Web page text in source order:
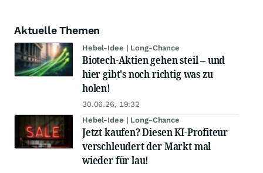
Aktuelle Themen
Hebel-Idee | Long-Chance
Biotech-Aktien gehen steil – und
hier gibt's noch richtig was zu
holen!
30.06.26, 19:32
Hebel-Idee | Long-Chance
Jetzt kaufen? Diesen KI-Profiteur
verschleudert der Markt mal
wieder für lau!